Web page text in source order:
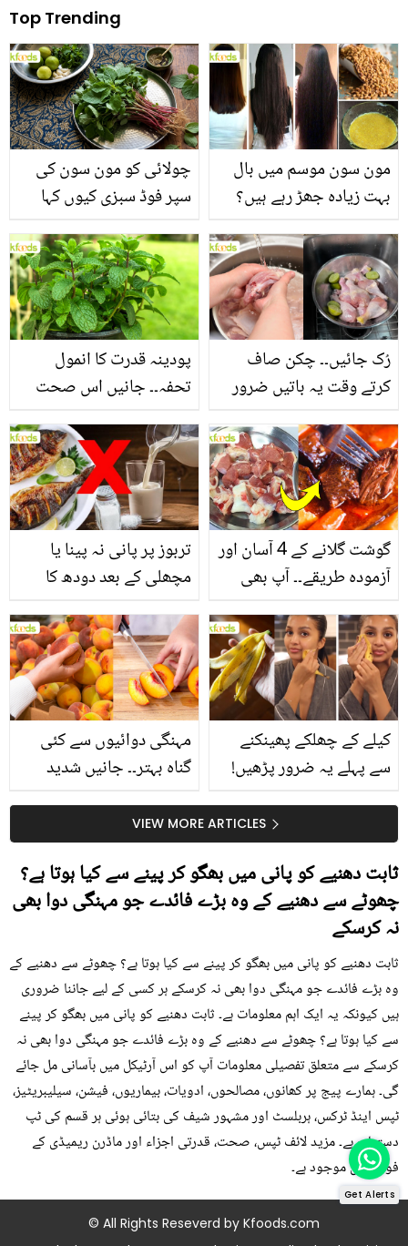
Top Trending
چولائی کو مون سون کی
سپر فوڈ سبزی کیوں کہا
منرلز اور اینٹی آکسیڈنٹس
سے بھرپور اس سبزی کے
فائدے
مون سون موسم میں بال
بہت زیادہ جھڑ رہے ہیں؟
بنانے کے چند قدرتی طریقے
پودینہ قدرت کا انمول
تحفہ۔۔ جانیں اس صحت
انگیز طبی فوائد
رُک جائیں۔۔ چکن صاف
کرتے وقت یہ باتیں ضرور
تربوز پر پانی نہ پینا یا
مچھلی کے بعد دودھ کا
سے متعلق غلط فہمیوں کی
حقیقت کیا ہے اور افواہ
کیا؟
گوشت گلانے کے 4 آسان اور
آزمودہ طریقے۔۔ آپ بھی
بتائے راز
مہنگی دوائیوں سے کئی
گناہ بہتر۔۔ جانیں شدید
کیوں کھانا چاہیے؟
کیلے کے چھلکے پھینکنے
سے پہلے یہ ضرور پڑھیں!
سستا اور قدرتی حلVIEW MORE ARTICLES
ثابت دھنیے کو پانی میں بھگو کر پینے سے کیا ہوتا ہے؟
چھوٹے سے دھنیے کے وہ بڑے فائدے جو مہنگی دوا بھی
نہ کرسکے
ثابت دھنیے کو پانی میں بھگو کر پینے سے کیا ہوتا ہے؟ چھوٹے سے دھنیے کے
وہ بڑے فائدے جو مہنگی دوا بھی نہ کرسکے ہر کسی کے لیے جاننا ضروری
ہیں کیونکہ یہ ایک اہم معلومات ہے۔ ثابت دھنیے کو پانی میں بھگو کر پینے
سے کیا ہوتا ہے؟ چھوٹے سے دھنیے کے وہ بڑے فائدے جو مہنگی دوا بھی نہ
کرسکے سے متعلق تفصیلی معلومات آپ کو اس آرٹیکل میں بآسانی مل جائے
گی۔ ہمارے پیج پر کھانوں، مصالحوں، ادویات، بیماریوں، فیشن، سیلیبریٹیز،
ٹپس اینڈ ٹرکس، ہربلسٹ اور مشہور شیف کی بتائی ہوئی ہر قسم کی ٹپ
دستیاب ہے۔ مزید لائف ٹپس، صحت، قدرتی اجزاء اور ماڈرن ریمیڈی کے
فوڈز میں موجود ہے۔
© All Rights Reseverd by Kfoods.com
Get Alerts